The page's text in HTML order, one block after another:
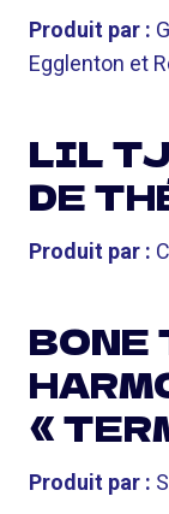
Produit par :
Egglenton et
LIL
DE
Produit par :
BONE
«
Produit par :